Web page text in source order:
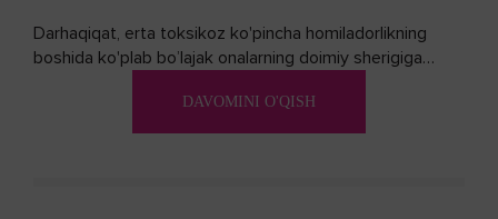
Darhaqiqat, erta toksikoz ko'pincha homiladorlikning
boshida ko'plab bo’lajak onalarning doimiy sherigiga
biron bir usuli bormi?DAVOMINI O'QISH